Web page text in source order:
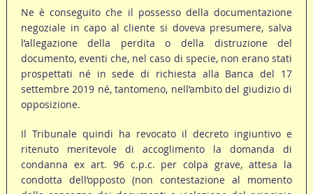
Ne è conseguito che il possesso della documentazione
negoziale in capo al cliente si doveva presumere, salva
l’allegazione della perdita o della distruzione del
documento, eventi che, nel caso di specie, non erano stati
prospettati né in sede di richiesta alla Banca del 17
settembre 2019 né, tantomeno, nell’ambito del giudizio di
opposizione.
Il Tribunale quindi ha revocato il decreto ingiuntivo e
ritenuto meritevole di accoglimento la domanda di
condanna ex art. 96 c.p.c. per colpa grave, attesa la
condotta dell’opposto (non contestazione al momento